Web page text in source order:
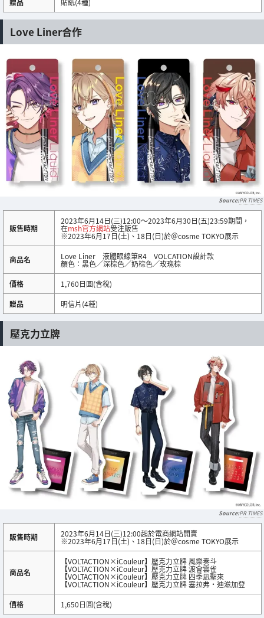
贈品 貼紙(4種)
Love Liner合作
PR TIMES
販售時期
2023年6月14日(三)12:00～2023年6月30日(五)23:59期間，
在msh官方網站受注販售
※2023年6月17日(土)、18日(日)於＠cosme TOKYO展示
商品名 Love Liner 液體眼線筆R4 VOLCATION設計款
顏色：黑色／深棕色／奶棕色／玫瑰棕
價格
1,760日圓(含稅)
贈品
明信片(4種)
壓克力立牌
PR TIMES
販售時期 2023年6月14日(三)12:00起於電商網站開賣
※2023年6月17日(土)、18日(日)於＠cosme TOKYO展示
商品名
【VOLTACTION×iCouleur】壓克力立牌 風樂奏斗
【VOLTACTION×iCouleur】壓克力立牌 渡會雲雀
【VOLTACTION×iCouleur】壓克力立牌 四季凪聖來
【VOLTACTION×iCouleur】壓克力立牌 塞拉弗・迪滋加登
價格
1,650日圓(含稅)